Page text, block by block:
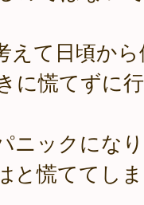
えて日頃か
に慌てずに
ニックにな
と慌ててし